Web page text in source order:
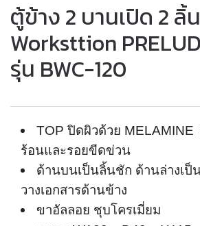
ตู้ข้าง 2 บานเปิด 2 ลิ้
Worksttion
รุ่น BWC-120
TOP ปิดผิวด้วย MELAMINE
ร้อนและรอยขีดข่วน
ด้านบนเป็นลิ้นชัก ด้านล่างเป็
วางเอกสารด้านข้าง
ขาอัลลอย ชุบโครเมี่ยม